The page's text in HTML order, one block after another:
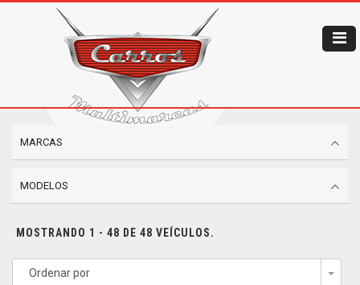
MARCAS
MODELOS
MOSTRANDO 1 - 48 DE 48 VEÍCULOS.
Ordenar por